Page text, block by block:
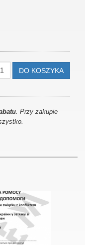
DO KOSZYKA
. Przy zakupie